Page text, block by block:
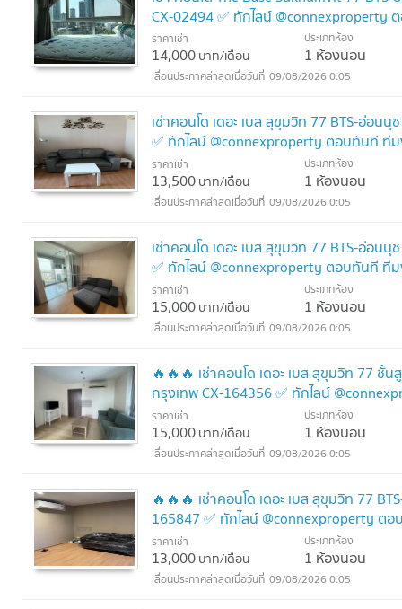
CX-02494 ✅ ทักไลน์
ราคาเช่า
14,000บาท/เดือน
ประเภทห้อง
1 ห้องนอน
09/08/2026 0:05
เช่าคอนโด เดอะ เบส สุขุมวิท 77 BTS-อ่อน
✅ ทักไลน์ @connexproperty ตอบทันที ที
ราคาเช่า
13,500บาท/เดือน
ประเภทห้อง
1 ห้องนอน
09/08/2026 0:05
เช่าคอนโด เดอะ เบส สุขุมวิท 77 BTS-อ่อน
✅ ทักไลน์ @connexproperty ตอบทันที ที
ราคาเช่า
15,000บาท/เดือน
ประเภทห้อง
1 ห้องนอน
09/08/2026 0:05
🔥🔥🔥 เช่าคอนโด เดอะ เบส สุขุมวิท 77 ชั้
กรุงเทพ CX-164356 ✅ ทักไลน์
ราคาเช่า
15,000บาท/เดือน
ประเภทห้อง
1 ห้องนอน
09/08/2026 0:05
🔥🔥🔥 เช่าคอนโด เดอะ เบส สุขุมวิท 77
165847 ✅ ทักไลน์ @connexproperty ต
ราคาเช่า
13,000บาท/เดือน
ประเภทห้อง
1 ห้องนอน
09/08/2026 0:05